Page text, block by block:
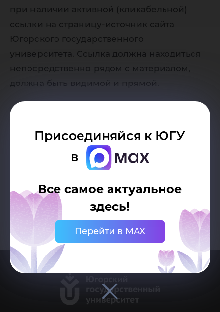
Присоединяйся к ЮГУ
в
Все самое актуальное
здесь!
Перейти в MAX
при наличии активной (кликабельной)
ссылки на страницу-источник сайта
Югорского государственного
университета. Ссылка должна находиться
непосредственно рядом с материалом,
должна быть видимой и прямой.